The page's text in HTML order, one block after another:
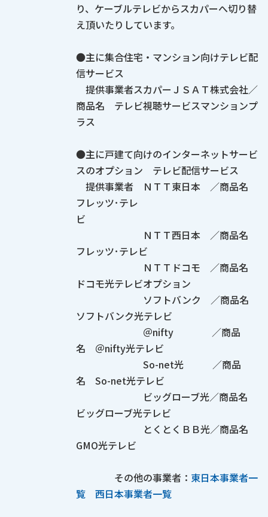
り、ケーブルテレビからスカパーへ切り替
え頂いたりしています。
●主に集合住宅・マンション向けテレビ配
信サービス
提供事業者スカパーＪＳＡＴ株式会社／
商品名 テレビ視聴サービスマンションプ
ラス
●主に戸建て向けのインターネットサービ
スのオプション テレビ配信サービス
提供事業者 ＮＴＴ東日本 ／商品名
フレッツ･テレ
ＮＴＴ西日本 ／商品名
フレッツ･テレビ
ＮＴＴドコモ ／商品名
ドコモ光テレビオプション
ソフトバンク ／商品名
ソフトバンク光テレビ
＠nifty ／商品
名 ＠nifty光テレビ
So-net光 ／商品
名 So-net光テレビ
ビッグローブ光／商品名
ビッグローブ光テレビ
とくとくＢＢ光／商品名
GMO光テレビ
その他の事業者： 東日本事業者一
覧
西日本事業者一覧